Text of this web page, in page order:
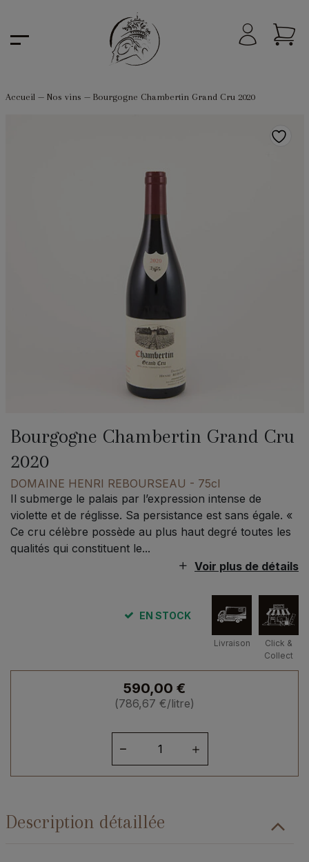
Accueil— Nos vins — Bourgogne Chambertin Grand Cru 2020
Bourgogne Chambertin Grand Cru
2020
DOMAINE HENRI REBOURSEAU - 75cl
Il submerge le palais par l’expression intense de
violette et de réglisse. Sa persistance est sans égale. «
Ce cru célèbre possède au plus haut degré toutes les
qualités qui constituent le...
Voir plus de détails
EN STOCK
Livraison
Click &
Collect
590,00 €
(786,67 €/litre)
Bourgogne
Cru
Description détaillée